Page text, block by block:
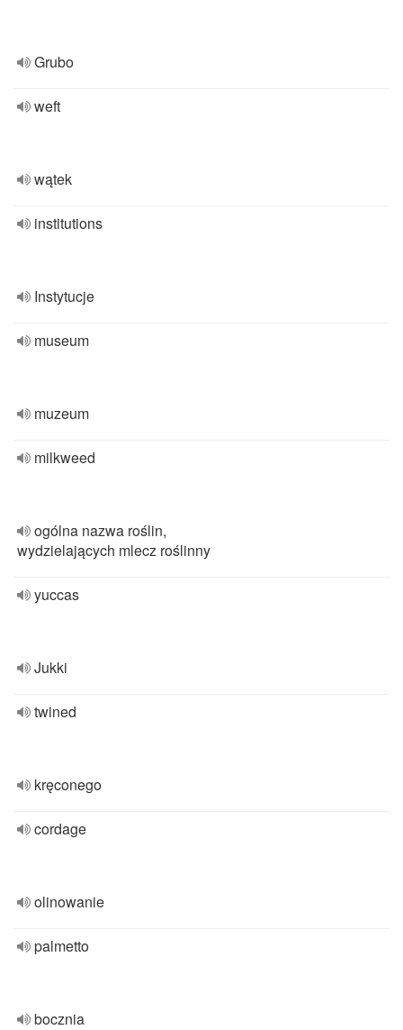
Grubo
weft
wątek
institutions
Instytucje
museum
muzeum
milkweed
ogólna nazwa roślin,
wydzielających mlecz roślinny
yuccas
Jukki
twined
kręconego
cordage
olinowanie
palmetto
bocznia